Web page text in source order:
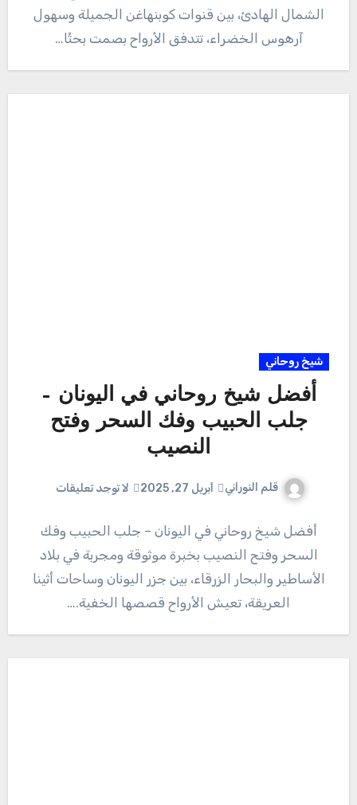
الشمال الهادئ، بين قنوات كوبنهاغن الجميلة وسهول
آرهوس الخضراء، تتدفق الأرواح بصمت بحثًا…
شيخ روحاني
أفضل شيخ روحاني في اليونان –
جلب الحبيب وفك السحر وفتح
النصيب
قلم النوراني أبريل 27, 2025 لا توجد تعليقات
أفضل شيخ روحاني في اليونان – جلب الحبيب وفك
السحر وفتح النصيب بخبرة موثوقة ومجربة في بلاد
الأساطير والبحار الزرقاء، بين جزر اليونان وساحات أثينا
العريقة، تعيش الأرواح قصصها الخفية.…